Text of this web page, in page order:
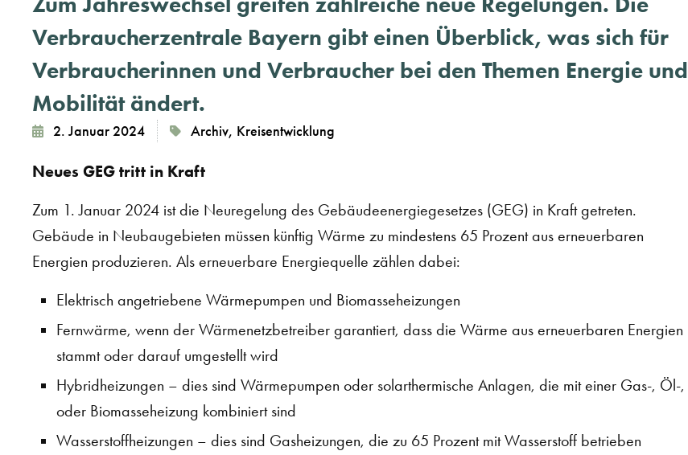
Verbraucherzentrale Bayern gibt einen Überblick, was sich für
Verbraucherinnen und Verbraucher bei den Themen Energie und
Mobilität ändert.
2. Januar 2024 Archiv, Kreisentwicklung
Neues GEG tritt in Kraft
Zum 1. Januar 2024 ist die Neuregelung des Gebäudeenergiegesetzes (GEG) in Kraft getreten.
Gebäude in Neubaugebieten müssen künftig Wärme zu mindestens 65 Prozent aus erneuerbaren
Energien produzieren. Als erneuerbare Energiequelle zählen dabei:
Elektrisch angetriebene Wärmepumpen und Biomasseheizungen
Fernwärme, wenn der Wärmenetzbetreiber garantiert, dass die Wärme aus erneuerbaren Energien
stammt oder darauf umgestellt wird
Hybridheizungen – dies sind Wärmepumpen oder solarthermische Anlagen, die mit einer Gas-, Öl-,
oder Biomasseheizung kombiniert sind
Wasserstoffheizungen – dies sind Gasheizungen, die zu 65 Prozent mit Wasserstoff betrieben